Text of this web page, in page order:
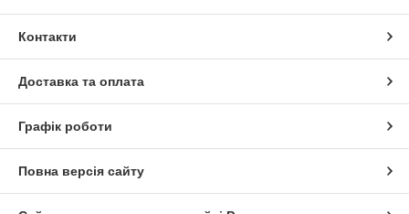
Контакти
Доставка та оплата
Графік роботи
Повна версія сайту